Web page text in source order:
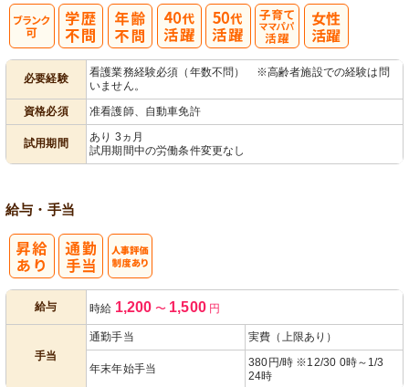
必要経験
看護業務経験必須（年数不問） ※高齢者施設での経験は問
いません。
資格必須
准看護師、自動車免許
試用期間
あり 3ヵ月
試用期間中の労働条件変更なし
給与・手当
給与 時給 1,200 〜 1,500円
手当
通勤手当 実費（上限あり）
年末年始手当
380円/時 ※12/30 0時～1/3
24時